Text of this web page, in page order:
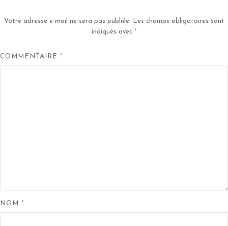
Votre adresse e-mail ne sera pas publiée.
Les champs obligatoires sont
indiqués avec *
COMMENTAIRE *
NOM *